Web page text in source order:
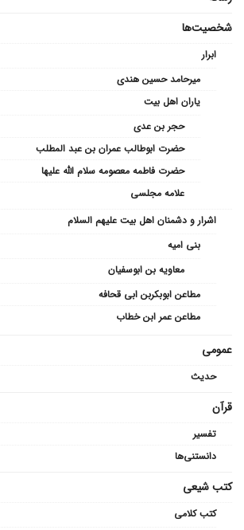
شخصیت‌ها
ابرار
میرحامد حسین هندی
یاران اهل بیت
حجر بن عدی
حضرت ابوطالب عمران بن عبد المطلب
حضرت فاطمه معصومه سلام الله علیها
علامه مجلسی
اشرار و دشمنان اهل بیت علیهم السلام
بنی امیه
معاویه بن ابوسفیان
مطاعن ابوبکربن ابی قحافه
مطاعن عمر ابن خطاب
عمومی
حدیث
قرآن
تفسیر
دانستنی‌ها
کتب شیعی
کتب کلامی